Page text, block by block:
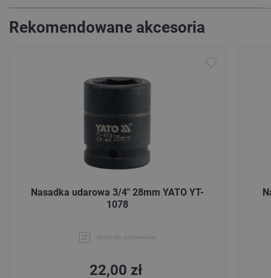
Rekomendowane akcesoria
Nasadka udarowa 3/4" 28mm YATO YT-
1078
dodaj do porównania
22,00 zł